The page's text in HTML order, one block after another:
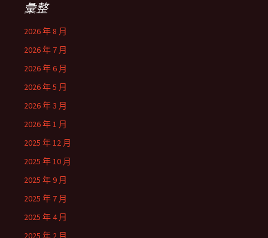
彙整
2026 年 8 月
2026 年 7 月
2026 年 6 月
2026 年 5 月
2026 年 3 月
2026 年 1 月
2025 年 12 月
2025 年 10 月
2025 年 9 月
2025 年 7 月
2025 年 4 月
2025 年 2 月